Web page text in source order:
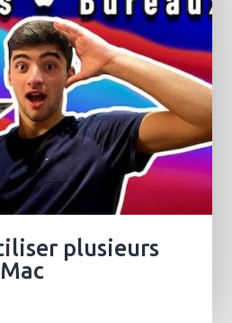
plusieurs